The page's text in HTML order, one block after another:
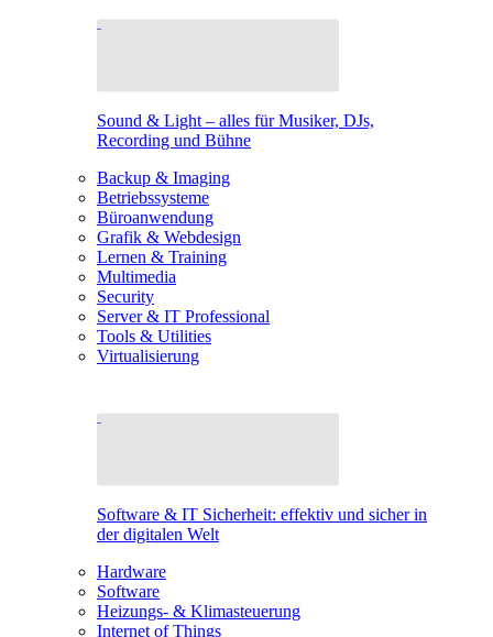
Sound & Light – alles für Musiker, DJs,
Recording und Bühne
Backup & Imaging
Betriebssysteme
Büroanwendung
Grafik & Webdesign
Lernen & Training
Multimedia
Security
Server & IT Professional
Tools & Utilities
Virtualisierung
Software & IT Sicherheit: effektiv und sicher in
der digitalen Welt
Hardware
Software
Heizungs- & Klimasteuerung
Internet of Things